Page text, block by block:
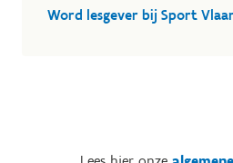
Word lesgever bij Sport